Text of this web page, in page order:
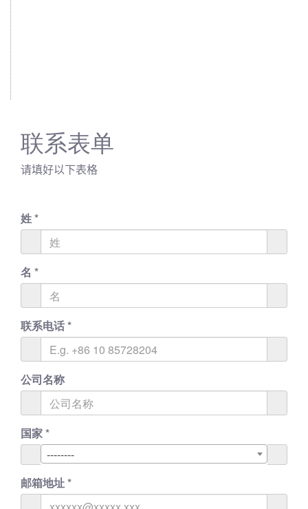
联系表单
请填好以下表格
姓*
名 *
联系电话*
公司名称
国家*
--------
邮箱地址*